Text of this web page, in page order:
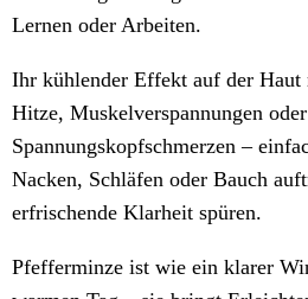
Lernen oder Arbeiten.
Ihr kühlender Effekt auf der Haut
Hitze, Muskelverspannungen oder
Spannungskopfschmerzen –
Nacken, Schläfen oder Bauch
erfrischende Klarheit spüren.
Pfefferminze ist wie ein klarer